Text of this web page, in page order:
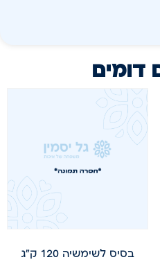
דומים
בסיס לשימשיה 120 ק"ג